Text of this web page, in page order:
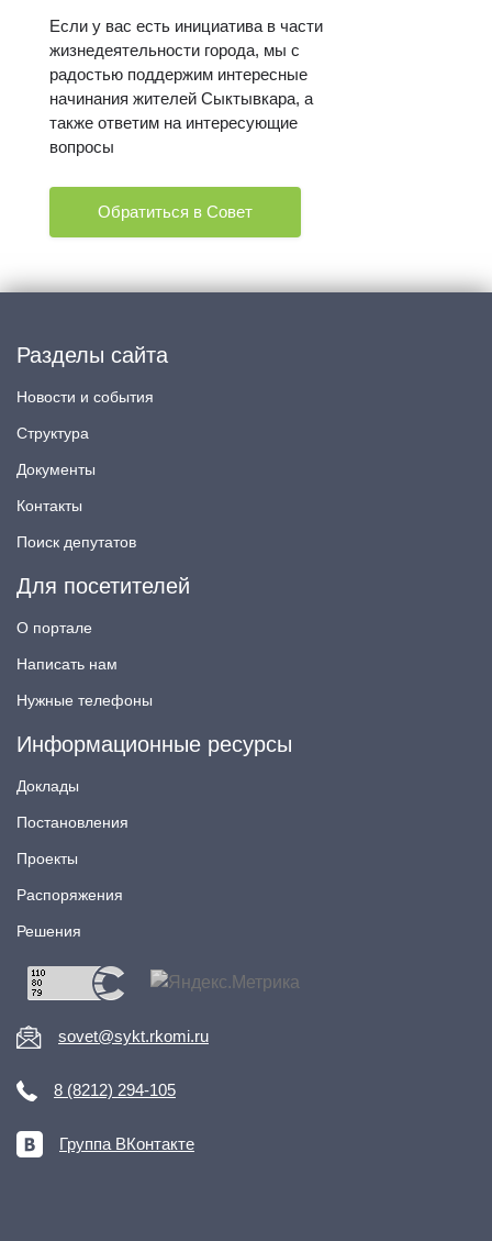
Если у вас есть инициатива в части
жизнедеятельности города, мы с
радостью поддержим интересные
начинания жителей Сыктывкара, а
также ответим на интересующие
вопросы
Обратиться в Совет
Разделы сайта
Новости и события
Структура
Документы
Контакты
Поиск депутатов
Для посетителей
О портале
Написать нам
Нужные телефоны
Информационные ресурсы
Доклады
Постановления
Проекты
Распоряжения
Решения
sovet@sykt.rkomi.ru
8 (8212) 294-105
Группа ВКонтакте